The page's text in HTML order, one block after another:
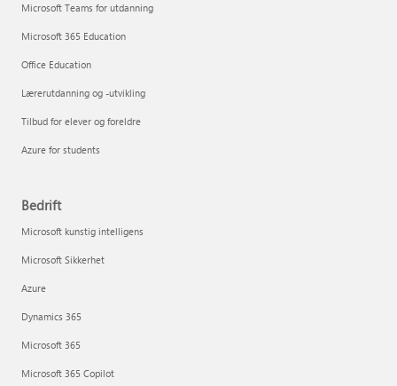
Microsoft Teams for utdanning
Microsoft 365 Education
Office Education
Lærerutdanning og -utvikling
Tilbud for elever og foreldre
Azure for students
Bedrift
Microsoft kunstig intelligens
Microsoft Sikkerhet
Azure
Dynamics 365
Microsoft 365
Microsoft 365 Copilot